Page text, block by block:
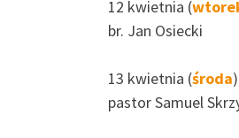
12 kwietnia (
br. Jan Osiecki
13 kwietnia (środa
pastor Samuel